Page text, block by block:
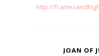
http://
JOAN OF